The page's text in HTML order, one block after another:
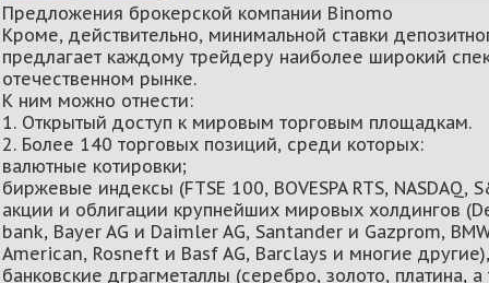
Предложения брокерской компании Binomo
Кроме, действительно, минимальной ставки
предлагает каждому трейдеру наиболее широкий
отечественном рынке.
К ним можно отнести:
1. Открытый доступ к мировым торговым площадкам.
2. Более 140 торговых позиций, среди которых:
валютные котировки;
биржевые индексы (FTSE 100, BOVESPA RTS, NASDAQ,
акции и облигации крупнейших мировых холдингов
bank, Bayer AG и Daimler AG, Santander и Gazprom,
Аmerican, Rosneft и Basf AG, Barclays и многие другие),
банковские дграгметаллы (серебро, золото, платина,